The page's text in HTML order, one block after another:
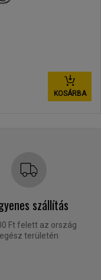
KOSÁRBA
szállítás
Ft felett az ország
egész területén